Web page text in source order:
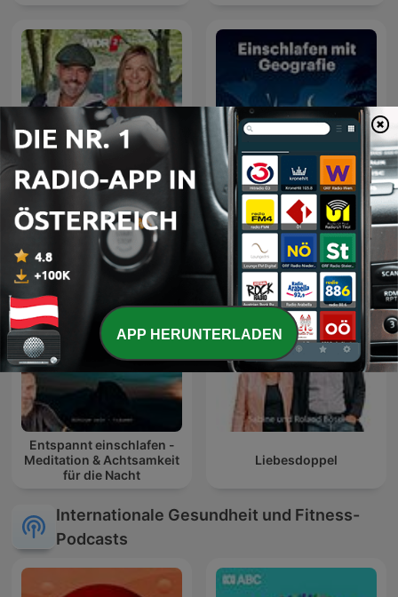
WDR 2 Frag dich fit – mit
Doc Esser und Johanna
Einschlafen mit Geografie
Entspannt einschlafen -
Meditation & Achtsamkeit
für die Nacht
Liebesdoppel
Internationale Gesundheit und Fitness-
Podcasts
APP HERUNTERLADEN